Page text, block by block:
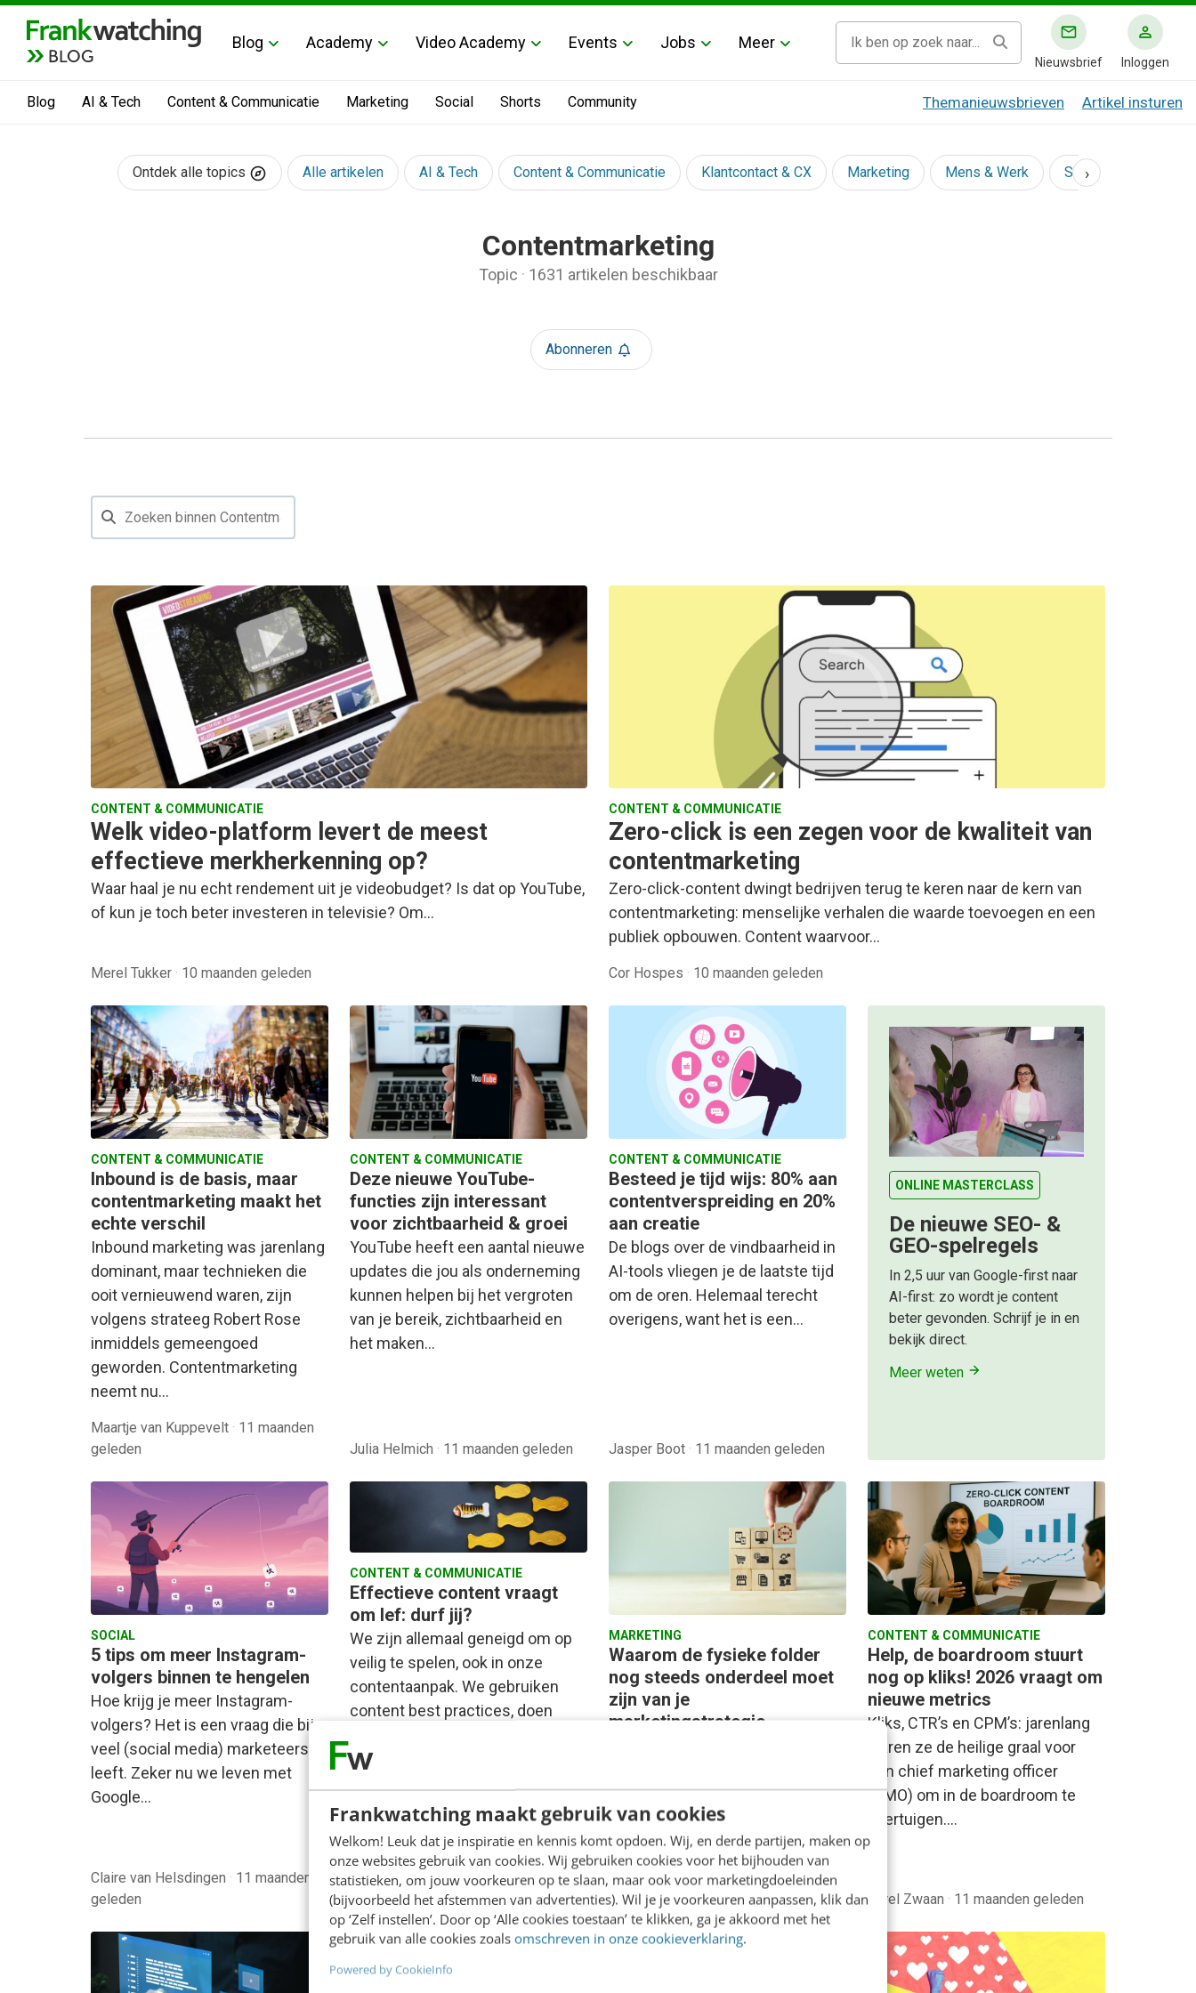
Frankwatching maakt gebruik van cookies
Welkom! Leuk dat je inspiratie en kennis komt opdoen. Wij, en derde partijen, maken op
onze websites gebruik van cookies. Wij gebruiken cookies voor het bijhouden van
statistieken, om jouw voorkeuren op te slaan, maar ook voor marketingdoeleinden
(bijvoorbeeld het afstemmen van advertenties). Wil je je voorkeuren aanpassen, klik dan
op ‘Zelf instellen’. Door op ‘Alle cookies toestaan’ te klikken, ga je akkoord met het
gebruik van alle cookies zoals omschreven in onze cookieverklaring.
Powered by CookieInfo
BLOG
Blog Academy Video Academy Events Jobs Meer
Nieuwsbrief Inloggen
Blog AI & Tech Content & Communicatie Marketing Social Shorts Community Themanieuwsbrieven Artikel insturen
Ontdek alle topics Alle artikelen AI & Tech Content & Communicatie Klantcontact & CX Marketing Mens & Werk Social
›
Contentmarketing
Topic · 1631 artikelen beschikbaar
Abonneren
CONTENT & COMMUNICATIE
Welk video-platform levert de meest
effectieve merkherkenning op?
Waar haal je nu echt rendement uit je videobudget? Is dat op YouTube,
of kun je toch beter investeren in televisie? Om…
Merel Tukker · 10 maanden geleden
CONTENT & COMMUNICATIE
Zero-click is een zegen voor de kwaliteit van
contentmarketing
Zero-click-content dwingt bedrijven terug te keren naar de kern van
contentmarketing: menselijke verhalen die waarde toevoegen en een
publiek opbouwen. Content waarvoor…
Cor Hospes · 10 maanden geleden
CONTENT & COMMUNICATIE
Inbound is de basis, maar
contentmarketing maakt het
echte verschil
Inbound marketing was jarenlang
dominant, maar technieken die
ooit vernieuwend waren, zijn
volgens strateeg Robert Rose
inmiddels gemeengoed
geworden. Contentmarketing
neemt nu…
Maartje van Kuppevelt · 11 maanden
geleden
CONTENT & COMMUNICATIE
Deze nieuwe YouTube-
functies zijn interessant
voor zichtbaarheid & groei
YouTube heeft een aantal nieuwe
updates die jou als onderneming
kunnen helpen bij het vergroten
van je bereik, zichtbaarheid en
het maken…
Julia Helmich · 11 maanden geleden
CONTENT & COMMUNICATIE
Besteed je tijd wijs: 80% aan
contentverspreiding en 20%
aan creatie
De blogs over de vindbaarheid in
AI-tools vliegen je de laatste tijd
om de oren. Helemaal terecht
overigens, want het is een…
Jasper Boot · 11 maanden geleden
ONLINE MASTERCLASS
De nieuwe SEO- &
GEO-spelregels
In 2,5 uur van Google-first naar
AI-first: zo wordt je content
beter gevonden. Schrijf je in en
bekijk direct.
Meer weten
SOCIAL
5 tips om meer Instagram-
volgers binnen te hengelen
Hoe krijg je meer Instagram-
volgers? Het is een vraag die bij
veel (social media) marketeers
leeft. Zeker nu we leven met
Google…
Claire van Helsdingen · 11 maanden
geleden
CONTENT & COMMUNICATIE
Effectieve content vraagt
om lef: durf jij?
We zijn allemaal geneigd om op
veilig te spelen, ook in onze
contentaanpak. We gebruiken
content best practices, doen
Linda Krijns· 11 maanden geleden
MARKETING
Waarom de fysieke folder
nog steeds onderdeel moet
zijn van je
marketingstrategie
een digitale variant*, zou de
fysieke versie in veel gevallen
júist onderdeel uit moeten…
Rogier van den Hoed· 11 maanden
geleden
CONTENT & COMMUNICATIE
Help, de boardroom stuurt
nog op kliks! 2026 vraagt om
nieuwe metrics
Kliks, CTR’s en CPM’s: jarenlang
waren ze de heilige graal voor
een chief marketing officer
(CMO) om in de boardroom te
overtuigen.…
Karel Zwaan · 11 maanden geleden